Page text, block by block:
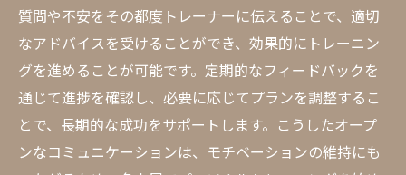
質問や不安をその都度トレーナーに伝えることで、適切
なアドバイスを受けることができ、効果的にトレーニン
グを進めることが可能です。定期的なフィードバックを
通じて進捗を確認し、必要に応じてプランを調整するこ
とで、長期的な成功をサポートします。こうしたオープ
ンなコミュニケーションは、モチベーションの維持にも